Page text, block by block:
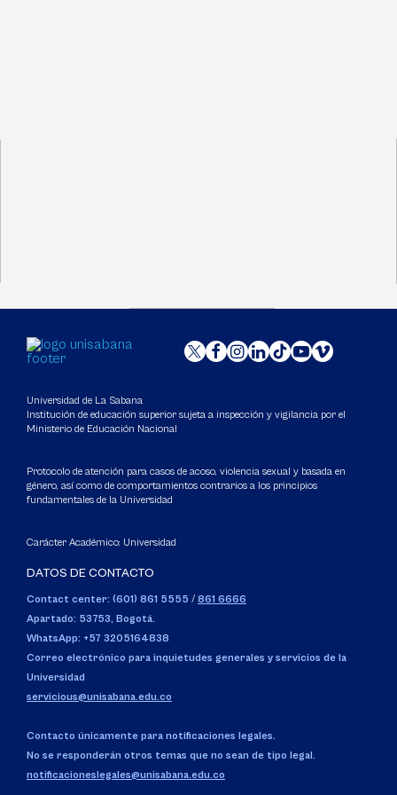
Universidad de La Sabana
Institución de educación superior sujeta a inspección y vigilancia por el
Ministerio de Educación Nacional
Protocolo de atención para casos de acoso, violencia sexual y basada en
género, así como de comportamientos contrarios a los principios
fundamentales de la Universidad
Carácter Académico: Universidad
DATOS DE CONTACTO
Contact center: (601) 861 5555 / 861 6666
Apartado: 53753, Bogotá.
WhatsApp: +57 3205164838
Correo electrónico para inquietudes generales y servicios de la
Universidad
servicious@unisabana.edu.co
Contacto únicamente para notificaciones legales.
No se responderán otros temas que no sean de tipo legal.
notificacioneslegales@unisabana.edu.co